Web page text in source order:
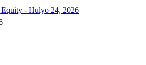
Equity - Hulyo 24, 2026